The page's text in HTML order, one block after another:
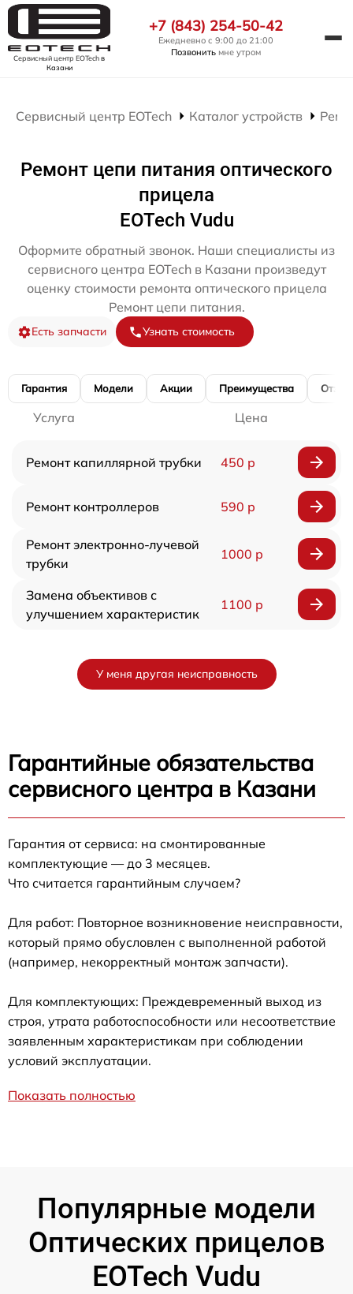
Сервисный центр EOTechв
Казани
+7 (843) 254-50-42
Ежедневно с 9:00 до 21:00
Позвонить мне утром
Сервисный центр EOTech Каталог устройств
Ремонт цепи питания оптического
прицела
EOTech Vudu
Оформите обратный звонок. Наши специалисты из
сервисного центра EOTech в Казани произведут
оценку стоимости ремонта оптического прицела
Ремонт цепи питания.
Есть запчасти Узнать стоимость
Гарантия Модели Акции Преимущества
Услуга Цена
Ремонт капиллярной трубки 450 р
Ремонт контроллеров 590 р
Ремонт электронно-лучевой
трубки
1000 р
Замена объективов с
улучшением характеристик
1100 р
У меня другая неисправность
Гарантийные обязательства
сервисного центра в Казани
Гарантия от сервиса: на смонтированные
комплектующие — до 3 месяцев.
Что считается гарантийным случаем?
Для работ: Повторное возникновение неисправности,
который прямо обусловлен с выполненной работой
(например, некорректный монтаж запчасти).
Для комплектующих: Преждевременный выход из
строя, утрата работоспособности или несоответствие
заявленным характеристикам при соблюдении
условий эксплуатации.
Показать полностью
Популярные модели
Оптических прицелов
EOTech Vudu